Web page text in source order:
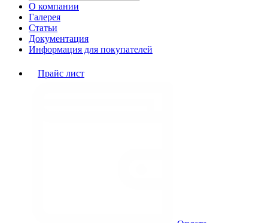
О компании
Галерея
Статьи
Документация
Информация для покупателей
Прайс лист